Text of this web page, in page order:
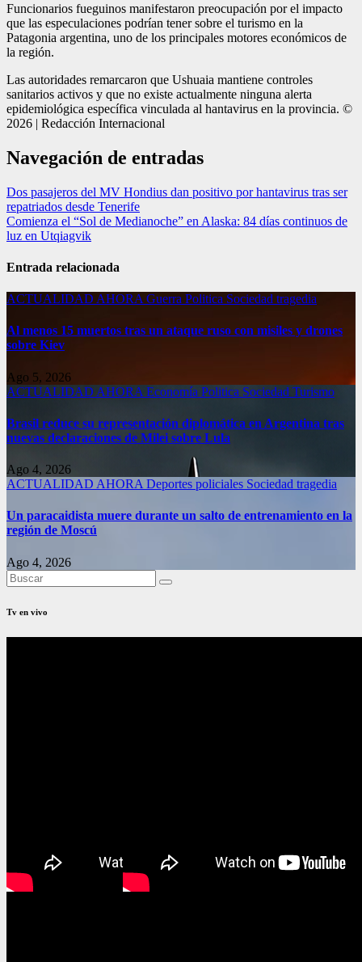
Funcionarios fueguinos manifestaron preocupación por el impacto
que las especulaciones podrían tener sobre el turismo en la
Patagonia argentina, uno de los principales motores económicos de
la región.
Las autoridades remarcaron que Ushuaia mantiene controles
sanitarios activos y que no existe actualmente ninguna alerta
epidemiológica específica vinculada al hantavirus en la provincia. ©
2026 | Redacción Internacional
Navegación de entradas
Dos pasajeros del MV Hondius dan positivo por hantavirus tras ser
repatriados desde Tenerife
Comienza el “Sol de Medianoche” en Alaska: 84 días continuos de
luz en Utqiagvik
Entrada relacionada
ACTUALIDAD AHORA Guerra Politica Sociedad tragedia
Al menos 15 muertos tras un ataque ruso con misiles y drones
sobre Kiev
Ago 5, 2026
ACTUALIDAD AHORA Economía Politica Sociedad Turismo
Brasil reduce su representación diplomática en Argentina tras
nuevas declaraciones de Milei sobre Lula
Ago 4, 2026
ACTUALIDAD AHORA Deportes policiales Sociedad tragedia
Un paracaidista muere durante un salto de entrenamiento en la
región de Moscú
Ago 4, 2026
Tv en vivo